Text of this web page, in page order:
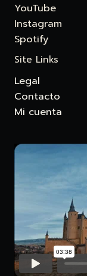
YouTube
Instagram
Spotify
Site Links
Legal
Contacto
Mi cuenta